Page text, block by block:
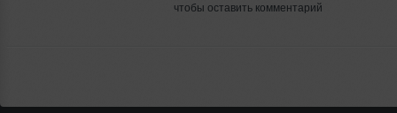
чтобы оставить комментарий